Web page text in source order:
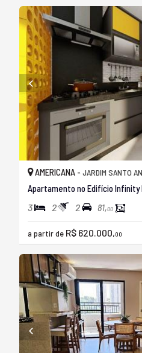
AMERICANA - JARDIM SANTO
Apartamento no Edifício Infinity
3 2 2 81,00
a partir de R$ 620.000,00